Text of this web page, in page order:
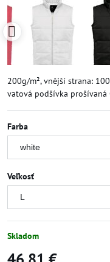
200g/m², vnější strana:
vatová podšívka prošívaná
Farba
Veľkosť
Skladom